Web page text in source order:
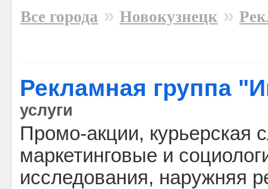
Все города » Новокузнецк »
Рекламная группа
услуги
Промо-акции, курьерская
маркетинговые и
исследования, наружняя